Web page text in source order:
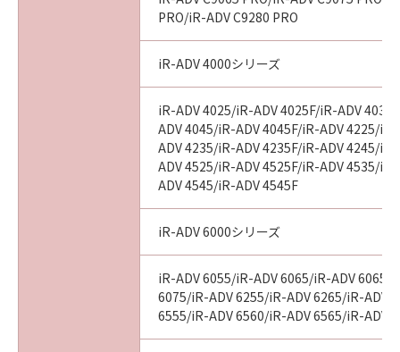
PRO/iR-ADV C9280 PRO
iR-ADV 4000シリーズ
iR-ADV 4025/iR-ADV 4025F/iR-ADV
ADV 4045/iR-ADV 4045F/iR-ADV 4225/
ADV 4235/iR-ADV 4235F/iR-ADV 4245/
ADV 4525/iR-ADV 4525F/iR-ADV 4535/
ADV 4545/iR-ADV 4545F
iR-ADV 6000シリーズ
iR-ADV 6055/iR-ADV 6065/iR-ADV 6065-
6075/iR-ADV 6255/iR-ADV 6265/iR-ADV
6555/iR-ADV 6560/iR-ADV 6565/iR-ADV